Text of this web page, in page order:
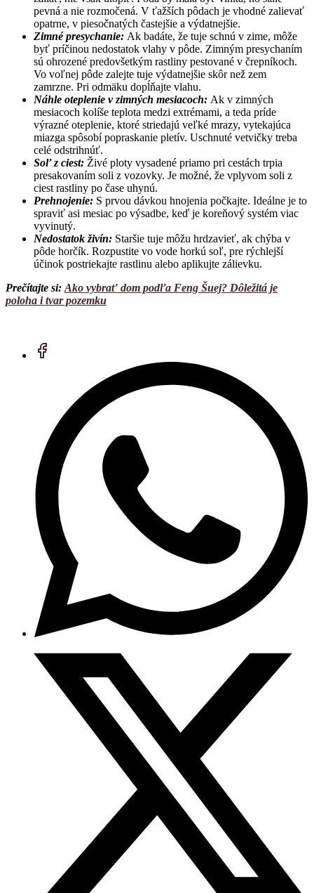
pevná a nie rozmočená. V ťažších pôdach je vhodné zalievať
opatrne, v piesočnatých častejšie a výdatnejšie.
Zimné presychanie: Ak badáte, že tuje schnú v zime, môže
byť príčinou nedostatok vlahy v pôde. Zimným presychaním
sú ohrozené predovšetkým rastliny pestované v črepníkoch.
Vo voľnej pôde zalejte tuje výdatnejšie skôr než zem
zamrzne. Pri odmäku dopĺňajte vlahu.
Náhle oteplenie v zimných mesiacoch: Ak v zimných
mesiacoch kolíše teplota medzi extrémami, a teda príde
výrazné oteplenie, ktoré striedajú veľké mrazy, vytekajúca
miazga spôsobí popraskanie pletív. Uschnuté vetvičky treba
celé odstrihnúť.
Soľ z ciest: Živé ploty vysadené priamo pri cestách trpia
presakovaním soli z vozovky. Je možné, že vplyvom soli z
ciest rastliny po čase uhynú.
Prehnojenie: S prvou dávkou hnojenia počkajte. Ideálne je to
spraviť asi mesiac po výsadbe, keď je koreňový systém viac
vyvinutý.
Nedostatok živín: Staršie tuje môžu hrdzavieť, ak chýba v
pôde horčík. Rozpustite vo vode horkú soľ, pre rýchlejší
účinok postriekajte rastlinu alebo aplikujte zálievku.
Prečítajte si: Ako vybrať dom podľa Feng Šuej? Dôležitá je
poloha i tvar pozemku